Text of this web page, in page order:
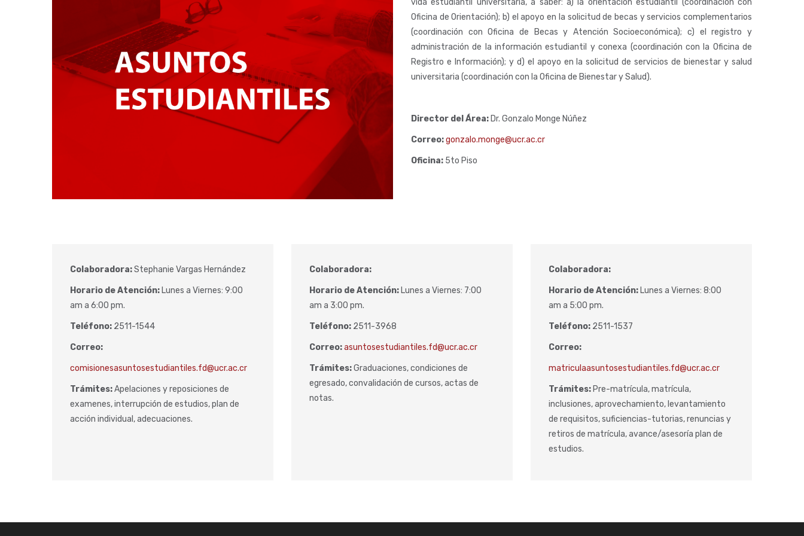
vida estudiantil universitaria, a saber: a) la orientación estudiantil (coordinación con
Oficina de Orientación); b) el apoyo en la solicitud de becas y servicios complementarios
(coordinación con Oficina de Becas y Atención Socioeconómica); c) el registro y
administración de la información estudiantil y conexa (coordinación con la Oficina de
Registro e Información); y d) el apoyo en la solicitud de servicios de bienestar y salud
universitaria (coordinación con la Oficina de Bienestar y Salud).
Director del Área: Dr. Gonzalo Monge Núñez
Correo:gonzalo.monge@ucr.ac.cr
Oficina: 5to Piso
Colaboradora:Stephanie Vargas Hernández
Horario de Atención: Lunes a Viernes: 9:00
am a 6:00 pm.
Teléfono: 2511-1544
Correo:
comisionesasuntosestudiantiles.fd@ucr.ac.cr
Trámites:Apelaciones y reposiciones de
examenes, interrupción de estudios, plan de
acción individual, adecuaciones.
Colaboradora:
Horario de Atención: Lunes a Viernes: 7:00
am a 3:00 pm.
Teléfono:2511-3968
Correo:asuntosestudiantiles.fd@ucr.ac.cr
Trámites:Graduaciones, condiciones de
egresado, convalidación de cursos, actas de
notas.
Colaboradora:
Horario de Atención: Lunes a Viernes: 8:00
am a 5:00 pm.
Teléfono:2511-1537
Correo:
matriculaasuntosestudiantiles.fd@ucr.ac.cr
Trámites: Pre-matrícula, matrícula,
inclusiones, aprovechamiento, levantamiento
de requisitos, suficiencias-tutorias, renuncias y
retiros de matrícula, avance/asesoría plan de
estudios.